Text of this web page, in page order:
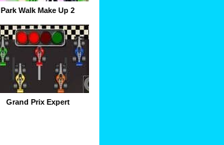
Park Walk Make Up 2
Grand Prix Expert